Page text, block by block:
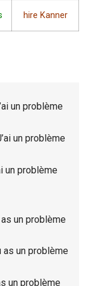
hire Kanner
un problème
un problème
un problème
un problème
as un problème
un problème